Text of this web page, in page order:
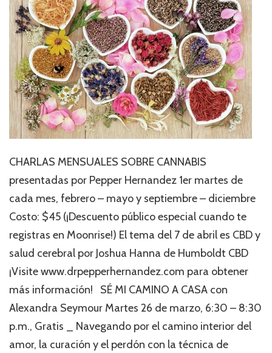
CHARLAS MENSUALES SOBRE CANNABIS
presentadas por Pepper Hernandez 1er martes de
cada mes, febrero – mayo y septiembre – diciembre
Costo: $45 (¡Descuento público especial cuando te
registras en Moonrise!) El tema del 7 de abril es CBD y
salud cerebral por Joshua Hanna de Humboldt CBD
¡Visite www.drpepperhernandez.com para obtener
más información! SÉ MI CAMINO A CASA con
Alexandra Seymour Martes 26 de marzo, 6:30 – 8:30
p.m., Gratis _ Navegando por el camino interior del
amor, la curación y el perdón con la técnica de